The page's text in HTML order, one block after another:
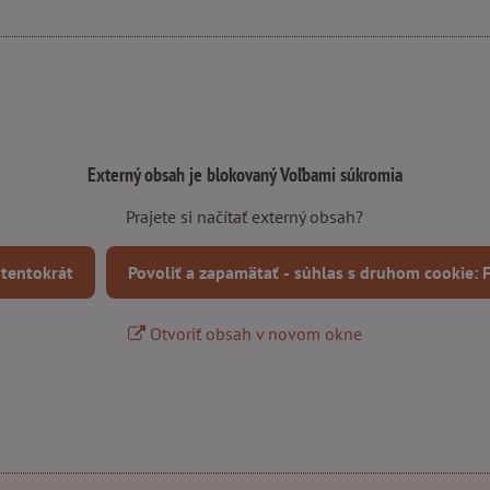
Externý obsah je blokovaný Voľbami súkromia
Prajete si načítať externý obsah?
Povoliť a zapamätať - súhlas s druhom cookie:
Otvoriť obsah v novom okne